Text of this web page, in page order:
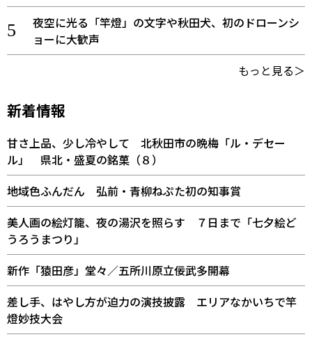
夜空に光る「竿燈」の文字や秋田犬、初のドローンシ
ョーに大歓声
もっと見る＞
新着情報
甘さ上品、少し冷やして 北秋田市の晩梅「ル・デセー
ル」 県北・盛夏の銘菓（８）
地域色ふんだん 弘前・青柳ねぷた初の知事賞
美人画の絵灯籠、夜の湯沢を照らす ７日まで「七夕絵ど
うろうまつり」
新作「猿田彦」堂々／五所川原立佞武多開幕
差し手、はやし方が迫力の演技披露 エリアなかいちで竿
燈妙技大会